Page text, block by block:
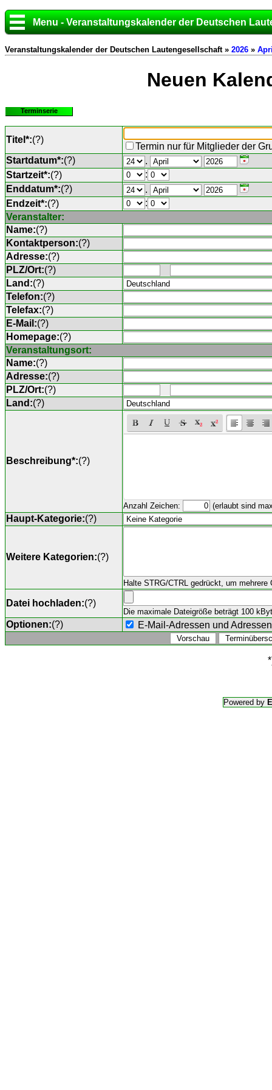
Menu - Veranstaltungskalender der Deutschen
Veranstaltungskalender der Deutschen Lautengesellschaft » 2026 »
Neuen
Terminserie
Titel*:(?)
Termin nur für Mitglieder der
Startdatum*:(?)
.
Startzeit*:(?)
:
Enddatum*:(?)
.
Endzeit*:(?)
:
Veranstalter:
Name:(?)
Kontaktperson:(?)
Adresse:(?)
PLZ/Ort:(?)
Land:(?)
Telefon:(?)
Telefax:(?)
E-Mail:(?)
Homepage:(?)
Veranstaltungsort:
Name:(?)
Adresse:(?)
PLZ/Ort:(?)
Land:(?)
Beschreibung*:(?)
Anzahl Zeichen: (erlaubt sind
Haupt-Kategorie:(?)
Weitere Kategorien:(?)
Halte STRG/CTRL gedrückt, um mehrere
Datei hochladen:(?)
Die maximale Dateigröße beträgt 100
Optionen:(?) E-Mail-Adressen und
Powered by